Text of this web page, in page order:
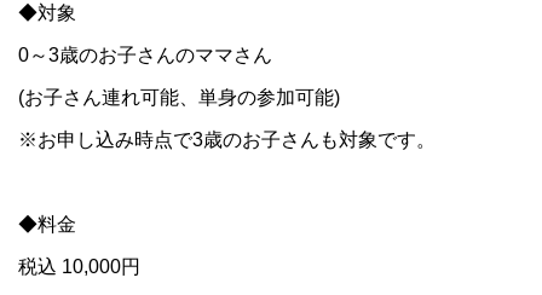
◆対象
0～3歳のお子さんのママさん
(お子さん連れ可能、単身の参加可能)
※お申し込み時点で3歳のお子さんも対象です。
◆料金
税込 10,000円